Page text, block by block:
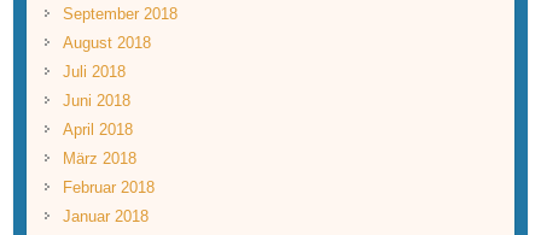
September 2018
August 2018
Juli 2018
Juni 2018
April 2018
März 2018
Februar 2018
Januar 2018